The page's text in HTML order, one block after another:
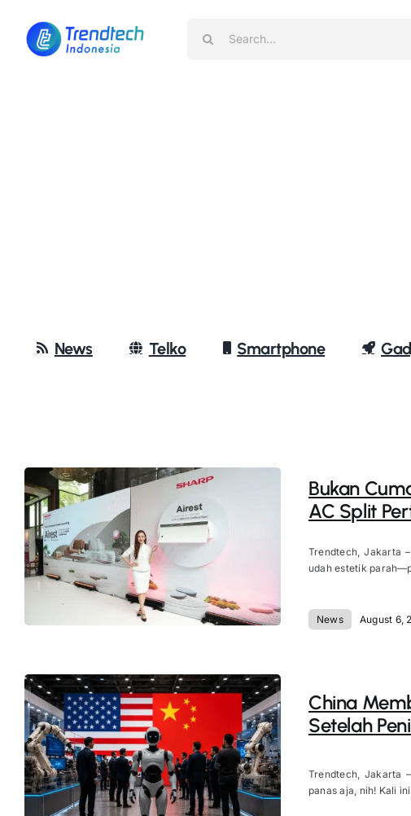
content
News Telko Smartphone
Bukan
AC Split
Trendtech, Jakarta
udah estetik
News August 6,
China
Setelah
Trendtech, Jakarta
panas aja, nih! Kali